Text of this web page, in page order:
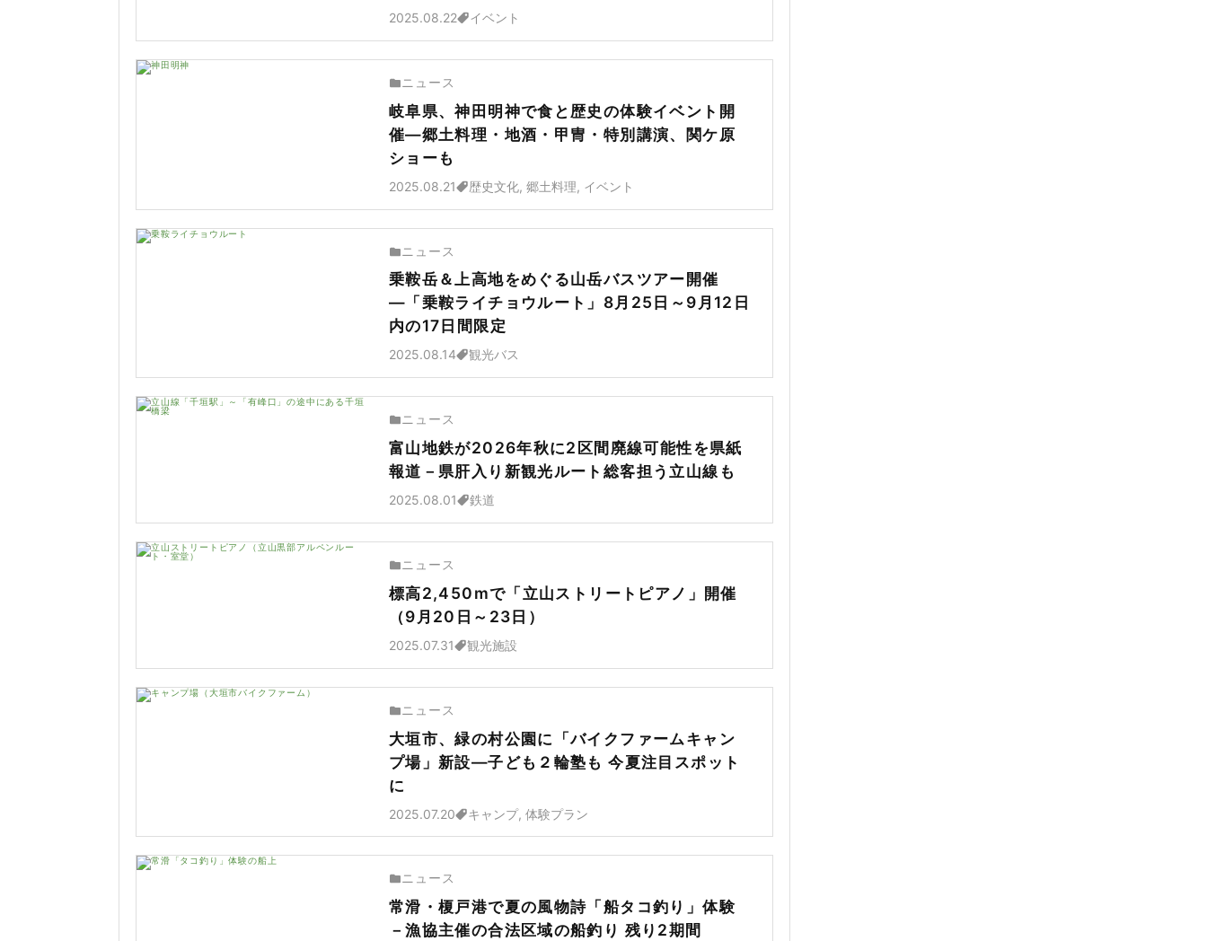
2025.08.22 イベント
ニュース
岐阜県、神田明神で食と歴史の体験イベント開
催―郷土料理・地酒・甲冑・特別講演、関ケ原
ショーも
2025.08.21 歴史文化, 郷土料理, イベント
ニュース
乗鞍岳＆上高地をめぐる山岳バスツアー開催
―「乗鞍ライチョウルート」8月25日～9月12日
内の17日間限定
2025.08.14 観光バス
ニュース
富山地鉄が2026年秋に2区間廃線可能性を県紙
報道－県肝入り新観光ルート総客担う立山線も
2025.08.01 鉄道
ニュース
標高2,450mで「立山ストリートピアノ」開催
（9月20日～23日）
2025.07.31 観光施設
ニュース
大垣市、緑の村公園に「バイクファームキャン
プ場」新設―子ども２輪塾も 今夏注目スポット
に
2025.07.20 キャンプ, 体験プラン
ニュース
常滑・榎戸港で夏の風物詩「船タコ釣り」体験
－漁協主催の合法区域の船釣り 残り2期間